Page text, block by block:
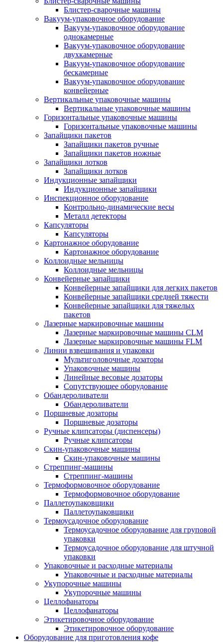
Блистер-сварочные машины
Вакуум-упаковочное оборудование
Вакуум-упаковочное оборудование
однокамерные
Вакуум-упаковочное оборудование
двухкамерные
Вакуум-упаковочное оборудование
беcкамерные
Вакуум-упаковочное оборудование
конвейерные
Вертикальные упаковочные машины
Вертикальные упаковочные машины
Горизонтальные упаковочные машины
Горизонтальные упаковочные машины
Запайщики пакетов
Запайщики пакетов ручные
Запайщики пакетов ножные
Запайщики лотков
Запайщики лотков
Индукционные запайщики
Индукционные запайщики
Инспекционное оборудование
Контрольно-динамические весы
Металл детекторы
Капсуляторы
Капсуляторы
Картонажное оборудование
Картонажное оборудование
Коллоидные мельницы
Коллоидные мельницы
Конвейерные запайщики
Конвейерные запайщики для легких пакетов
Конвейерные запайщики средней тяжести
Конвейерные запайщики для тяжелых
пакетов
Лазерные маркировочные машины
Лазерные маркировочные машины CLM
Лазерные маркировочные машины FLM
Линии взвешивания и упаковки
Мультиголовочные дозаторы
Упаковочные машины
Линейные весовые дозаторы
Сопутствующее оборудование
Обандероливатели
Обандероливатели
Поршневые дозаторы
Поршневые дозаторы
Ручные клипсаторы (диспенсеры)
Ручные клипсаторы
Скин-упаковочные машины
Скин-упаковочные машины
Стреппинг-машины
Стреппинг-машины
Термоформовочное оборудование
Термоформовочное оборудование
Паллетоупаковщики
Паллетоупаковщики
Термоусадочное оборудование
Термоусадочное оборудование для груповой
упаковки
Термоусадочное оборудование для штучной
упаковки
Упаковочные и расходные материалы
Упаковочные и расходные материалы
Укупорочные машины
Укупорочные машины
Целлофанаторы
Целлофанаторы
Этикетировочное оборудование
Этикетировочное оборудование
Оборудование для приготовления кофе